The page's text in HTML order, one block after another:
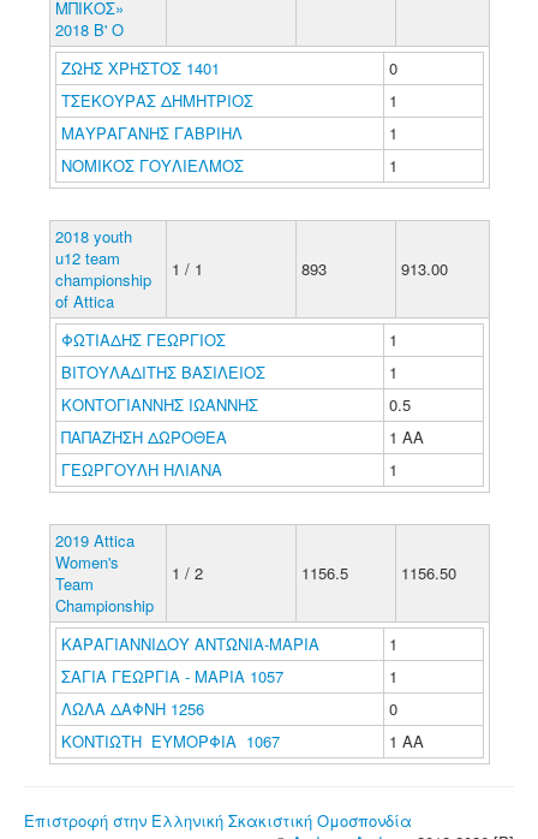
ΜΠΙΚΟΣ»
2018 Β' Ο
ΖΩΗΣ ΧΡΗΣΤΟΣ 1401
0
ΤΣΕΚΟΥΡΑΣ ΔΗΜΗΤΡΙΟΣ
1
ΜΑΥΡΑΓΑΝΗΣ ΓΑΒΡΙΗΛ
1
ΝΟΜΙΚΟΣ ΓΟΥΛΙΕΛΜΟΣ
1
2018 youth
u12 team
championship
of Attica
1 / 1 893 913.00
ΦΩΤΙΑΔΗΣ ΓΕΩΡΓΙΟΣ
1
ΒΙΤΟΥΛΑΔΙΤΗΣ ΒΑΣΙΛΕΙΟΣ
1
ΚΟΝΤΟΓΙΑΝΝΗΣ ΙΩΑΝΝΗΣ
0.5
ΠΑΠΑΖΗΣΗ ΔΩΡΟΘΕΑ
1 ΑΑ
ΓΕΩΡΓΟΥΛΗ ΗΛΙΑΝΑ
1
2019 Attica
Women's
Team
Championship
1 / 2 1156.5 1156.50
ΚΑΡΑΓΙΑΝΝΙΔΟΥ ΑΝΤΩΝΙΑ-ΜΑΡΙΑ
1
ΣΑΓΙΑ ΓΕΩΡΓΙΑ - ΜΑΡΙΑ 1057
1
ΛΩΛΑ ΔΑΦΝΗ 1256
0
ΚΟΝΤΙΩΤΗ ΕΥΜΟΡΦΙΑ 1067
1 ΑΑ
Επιστροφή στην Ελληνική Σκακιστική Ομοσπονδία